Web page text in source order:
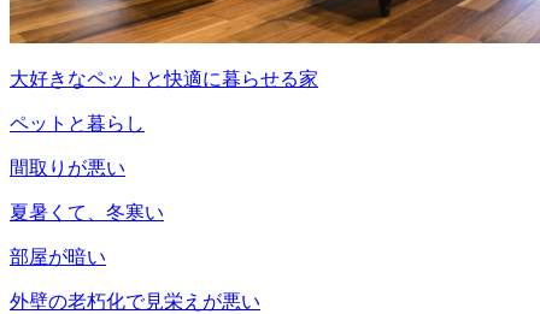
大好きなペットと快適に暮らせる家
ペットと暮らし
間取りが悪い
夏暑くて、冬寒い
部屋が暗い
外壁の老朽化で見栄えが悪い